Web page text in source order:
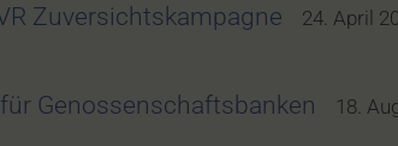
Zuversichtskampagne 24. April
Genossenschaftsbanken 18.